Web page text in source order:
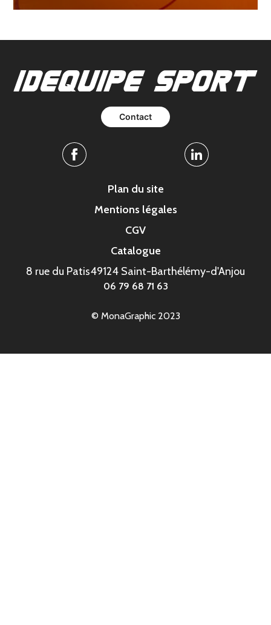
Contact
Facebook Linkedin
Plan du site
Mentions légales
CGV
Catalogue
8 rue du Patis49124 Saint-Barthélémy-d'Anjou
06 79 68 71 63
© MonaGraphic 2023